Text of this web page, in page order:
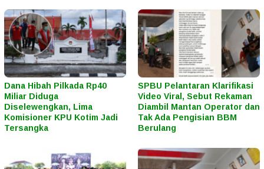
Dana Hibah Pilkada Rp40
Miliar Diduga
Diselewengkan, Lima
Komisioner KPU Kotim Jadi
Tersangka
SPBU Pelantaran Klarifikasi
Video Viral, Sebut Rekaman
Diambil Mantan Operator dan
Tak Ada Pengisian BBM
Berulang